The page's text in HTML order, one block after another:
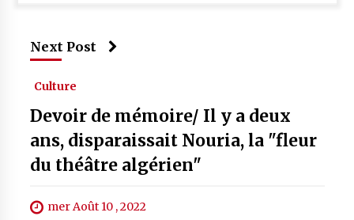
Next Post
Culture
Devoir de mémoire/ Il y a deux
ans, disparaissait Nouria, la "fleur
du théâtre algérien"
mer Août 10 , 2022